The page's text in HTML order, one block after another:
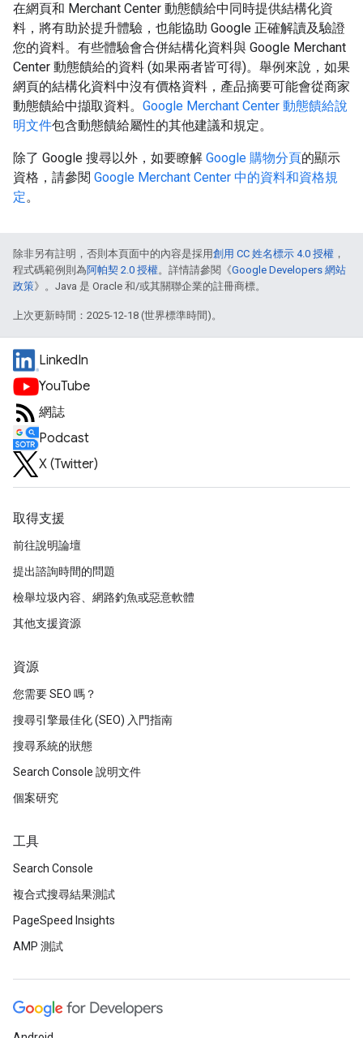
在網頁和 Merchant Center 動態饋給中同時提供結構化資
料，將有助於提升體驗，也能協助 Google 正確解讀及驗證
您的資料。有些體驗會合併結構化資料與 Google Merchant
Center 動態饋給的資料 (如果兩者皆可得)。舉例來說，如果
網頁的結構化資料中沒有價格資料，產品摘要可能會從商家
動態饋給中擷取資料。 Google Merchant Center 動態饋給說
明文件包含動態饋給屬性的其他建議和規定。
除了 Google 搜尋以外，如要瞭解 Google 購物分頁的顯示
資格，請參閱 Google Merchant Center 中的資料和資格規
定。
除非另有註明，否則本頁面中的內容是採用創用 CC 姓名標示 4.0 授權 ，
程式碼範例則為阿帕契 2.0 授權。詳情請參閱《Google Developers 網站
政策》。Java 是 Oracle 和/或其關聯企業的註冊商標。
上次更新時間：2025-12-18 (世界標準時間)。
LinkedIn
YouTube
網誌
Podcast
X (Twitter)
取得支援
前往說明論壇
提出諮詢時間的問題
檢舉垃圾內容、網路釣魚或惡意軟體
其他支援資源
資源
您需要 SEO 嗎？
搜尋引擎最佳化 (SEO) 入門指南
搜尋系統的狀態
Search Console 說明文件
個案研究
工具
Search Console
複合式搜尋結果測試
PageSpeed Insights
AMP 測試